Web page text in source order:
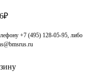
+7 (495) 128-05-95, либо